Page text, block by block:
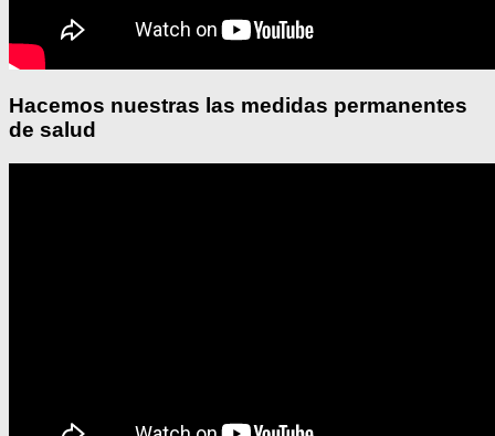
Hacemos nuestras las medidas permanentes
de salud